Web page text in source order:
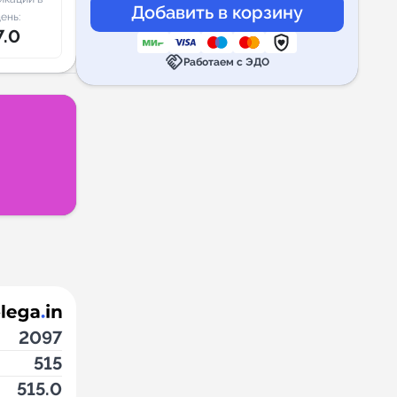
2097
515
515.0
handshakeРаботаем с ЭДО